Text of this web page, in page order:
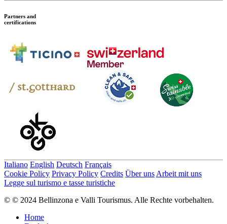
Partners and
certifications
Italiano English Deutsch Français
Cookie Policy Privacy Policy Credits Über uns Arbeit mit uns
Legge sul turismo e tasse turistiche
© © 2024 Bellinzona e Valli Tourismus. Alle Rechte vorbehalten.
Home